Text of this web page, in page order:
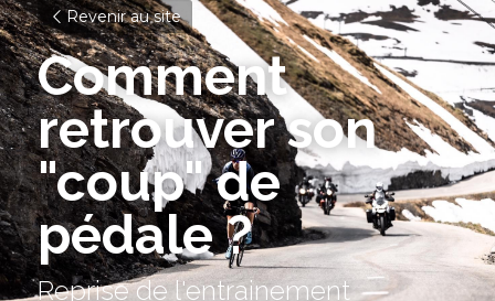
Revenir au site
Comment
retrouver son
"coup" de
pédale ?
Reprise de l'entrainement